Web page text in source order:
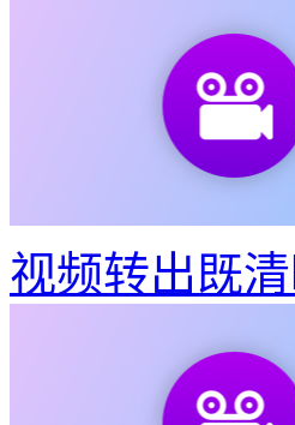
教你3步做出